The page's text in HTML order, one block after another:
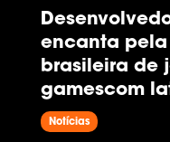
encanta
brasileira de
gamescom
Notícias